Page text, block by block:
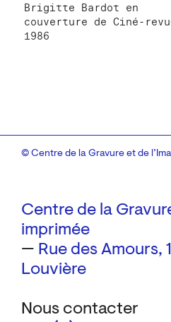
Brigitte Bardot en
couverture de Ciné-
1986
Centre de la
imprimée
— Rue des Amours,
Louvière
Nous contacter
© Centre de la Gravure et de